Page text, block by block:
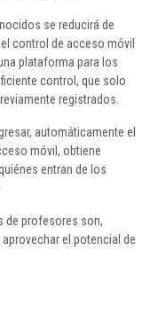
se reducirá de
control de acceso móvil
plataforma para los
control, que solo
registrados.
automáticamente el
móvil, obtiene
entran de los
de profesores son,
el potencial de